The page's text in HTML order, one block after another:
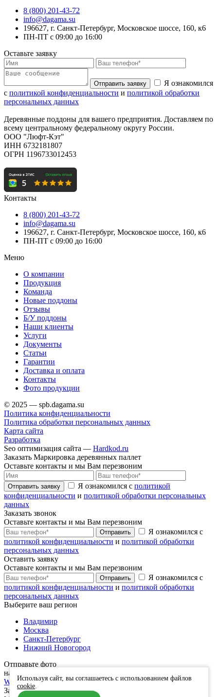
8 (800) 201-43-72
info@dagama.su
196627, г. Санкт-Петербург, Московское шоссе, 160, к6
ПН-ПТ с 09:00 до 16:00
Оставьте заявку
Отправить заявку
Я ознакомился
с политикой конфиденциальности и политикой обработки
персональных данных
Деревянные поддоны для вашего предприятия. Доставляем по
всему центральному федеральному округу России.
ООО "Люфт-Кэт"
ИНН 6732181807
ОГРН 1196733012453
Контакты
8 (800) 201-43-72
info@dagama.su
196627, г. Санкт-Петербург, Московское шоссе, 160, к6
ПН-ПТ с 09:00 до 16:00
Меню
О компании
Продукция
Команда
Новые поддоны
Отзывы
Б/У поддоны
Наши клиенты
Услуги
Документы
Статьи
Гарантии
Доставка и оплата
Контакты
Фото продукции
© 2025 — spb.dagama.su
Политика конфиденциальности
Политика обработки персональных данных
Карта сайта
Разработка
Seo оптимизация сайта — Hardkod.ru
Заказать Маркировка деревянных паллет
Оставьте контакты и мы Вам перезвоним
Отправить заявку Я ознакомился с политикой
конфиденциальности и политикой обработки персональных
данных
Заказать звонок
Оставьте контакты и мы Вам перезвоним
Отправить
Я ознакомился с
политикой конфиденциальности и политикой обработки
персональных данных
Оставить заявку
Оставьте контакты и мы Вам перезвоним
Отправить
Я ознакомился с
политикой конфиденциальности и политикой обработки
персональных данных
Выберите ваш регион
Владимир
Москва
Санкт-Петербург
Нижний Новогород
Отправьте фото
нам на оценку в любом мессенджере
WhatsApp Telegram Viber
Заявка успешно отправлена.
Используя сайт, вы соглашаетесь с использованием файлов
cookie.